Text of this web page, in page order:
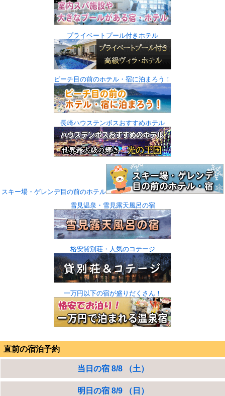
プライベートプール付きホテル
ビーチ目の前のホテル・宿に泊まろう！
長崎ハウステンボスおすすめホテル
スキー場・ゲレンデ目の前のホテル
雪見温泉・雪見露天風呂の宿
格安貸別荘・人気のコテージ
一万円以下の宿が盛りだくさん！
直前の宿泊予約
当日の宿 8/8 （土）
明日の宿 8/9 （日）